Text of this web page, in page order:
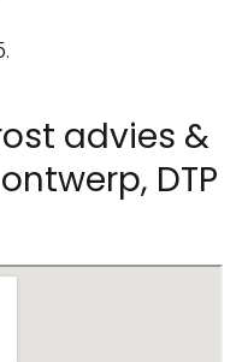
advies &
DTP